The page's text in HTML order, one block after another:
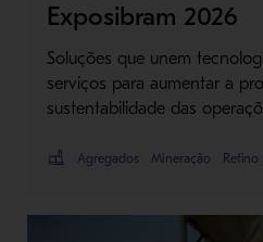
Exposibram 2026
Soluções que unem
serviços para aumentar a
sustentabilidade das
Agregados Mineração